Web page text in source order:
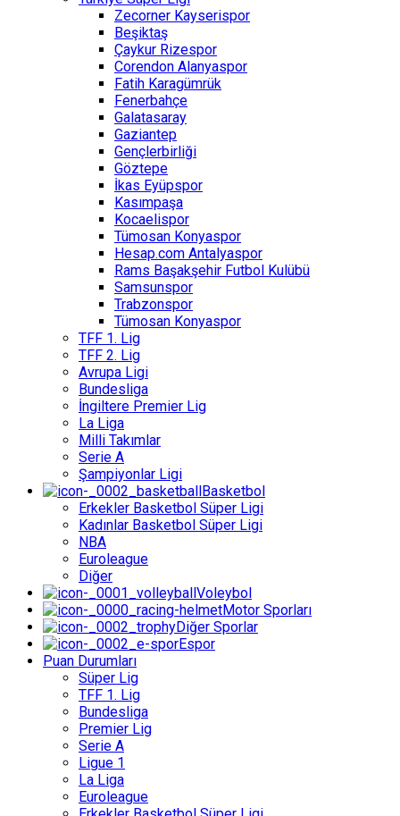
Zecorner Kayserispor
Beşiktaş
Çaykur Rizespor
Corendon Alanyaspor
Fatih Karagümrük
Fenerbahçe
Galatasaray
Gaziantep
Gençlerbirliği
Göztepe
İkas Eyüpspor
Kasımpaşa
Kocaelispor
Tümosan Konyaspor
Hesap.com Antalyaspor
Rams Başakşehir Futbol Kulübü
Samsunspor
Trabzonspor
Tümosan Konyaspor
TFF 1. Lig
TFF 2. Lig
Avrupa Ligi
Bundesliga
İngiltere Premier Lig
La Liga
Milli Takımlar
Serie A
Şampiyonlar Ligi
Basketbol
Erkekler Basketbol Süper Ligi
Kadınlar Basketbol Süper Ligi
NBA
Euroleague
Diğer
Voleybol
Motor Sporları
Diğer Sporlar
Espor
Puan Durumları
Süper Lig
TFF 1. Lig
Bundesliga
Premier Lig
Serie A
Ligue 1
La Liga
Euroleague